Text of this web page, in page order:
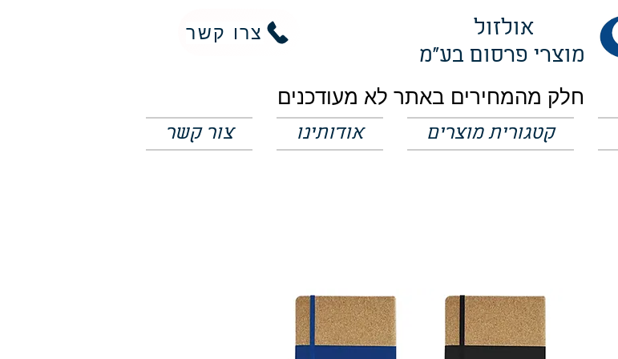
צרו קשר
אולזול
מוצרי פרסום בע"מ
קטגורית מוצרים אודותינו צור קשר